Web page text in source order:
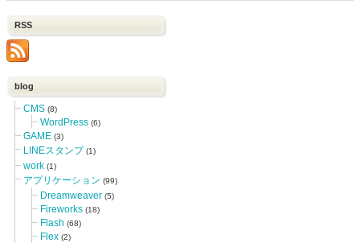
RSS
blog
CMS (8)
WordPress (6)
GAME (3)
LINEスタンプ (1)
work (1)
アプリケーション (99)
Dreamweaver (5)
Fireworks (18)
Flash (68)
Flex (2)